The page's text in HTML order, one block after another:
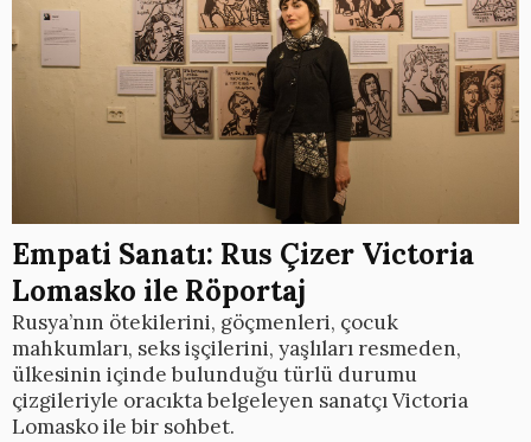
Empati Sanatı: Rus Çizer Victoria
Lomasko ile Röportaj
Rusya’nın ötekilerini, göçmenleri, çocuk
mahkumları, seks işçilerini, yaşlıları resmeden,
ülkesinin içinde bulunduğu türlü durumu
çizgileriyle oracıkta belgeleyen sanatçı Victoria
Lomasko ile bir sohbet.